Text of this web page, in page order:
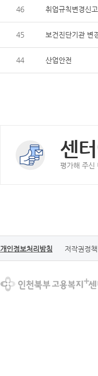
46 취업규칙변경신
45 보건진단기관 변
44 산업안전
센
평가해 주신
개인정보처리방침 저작권정책